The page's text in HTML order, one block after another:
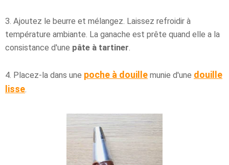
3. Ajoutez le beurre et mélangez. Laissez refroidir à
température ambiante. La ganache est prête quand elle a la
consistance d'une pâte à tartiner.
4. Placez-la dans une poche à douille munie d'une douille
lisse.